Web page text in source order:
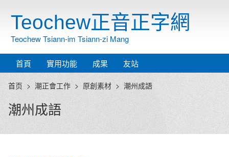
Teochew正音正字網
Teochew Tsiann-im Tsiann-zi Mang
首頁 實用功能 成果 友站
首页 潮正會工作 原創素材 潮州成語
潮州成語